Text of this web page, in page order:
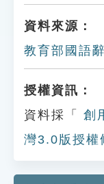
資料來源：
教育部國語
授權資訊：
資料採「
創
灣3.0版授權